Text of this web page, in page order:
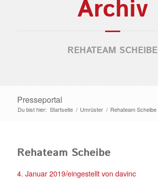
Archiv
REHATEAM SCHEIBE
Presseportal
Du bist hier: Startseite / Umrüster / Rehateam Scheibe
Rehateam Scheibe
4. Januar 2019/eingestellt von davinc